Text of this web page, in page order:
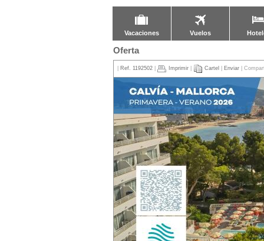
Vacaciones Vuelos
Oferta
Ref. 1192502| Imprimir| Cartel Enviar |